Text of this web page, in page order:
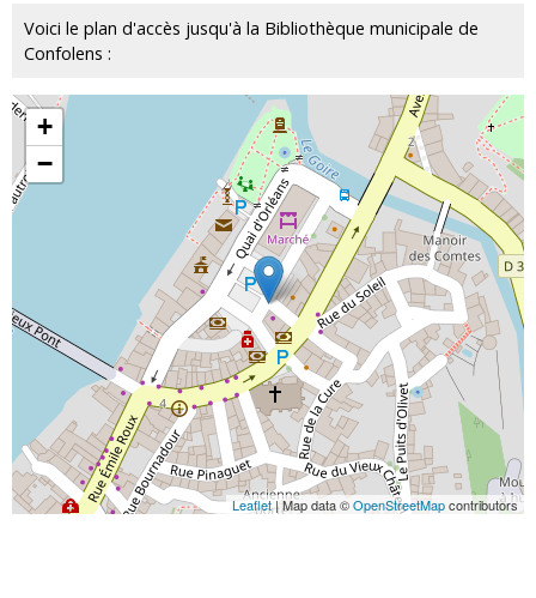
Voici le plan d'accès jusqu'à la Bibliothèque municipale de
Confolens :
+
−
Leaflet| Map data ©OpenStreetMapcontributors